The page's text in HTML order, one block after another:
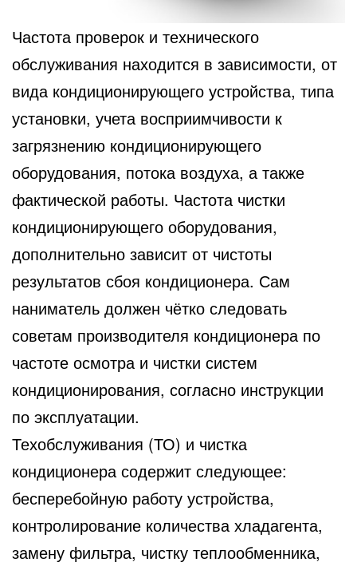
Частота проверок и технического
обслуживания находится в зависимости, от
вида кондиционирующего устройства, типа
установки, учета восприимчивости к
загрязнению кондиционирующего
оборудования, потока воздуха, а также
фактической работы. Частота чистки
кондиционирующего оборудования,
дополнительно зависит от чистоты
результатов сбоя кондиционера. Сам
наниматель должен чётко следовать
советам производителя кондиционера по
частоте осмотра и чистки систем
кондиционирования, согласно инструкции
по эксплуатации.
Техобслуживания (ТО) и чистка
кондиционера содержит следующее:
бесперебойную работу устройства,
контролирование количества хладагента,
замену фильтра, чистку теплообменника,